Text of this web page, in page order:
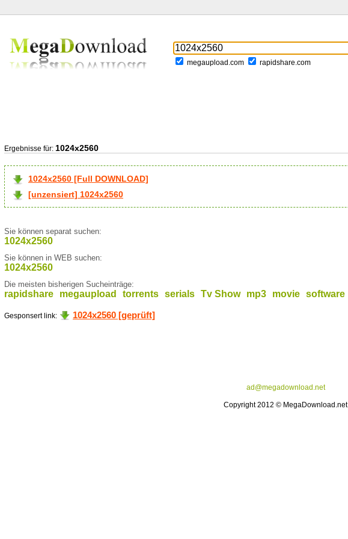
megaupload.com rapidshare.com
Ergebnisse für: 1024x2560
1024x2560 [Full DOWNLOAD]
[unzensiert] 1024x2560
Sie können separat suchen:
1024x2560
Sie können in WEB suchen:
1024x2560
Die meisten bisherigen Sucheinträge:
rapidshare megaupload torrents serials Tv Show mp3 movie software
Gesponsert link: 1024x2560 [geprüft]
ad@megadownload.net
Copyright 2012 © MegaDownload.net